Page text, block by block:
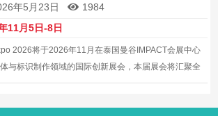
年5月23日
1984
11月5日-8日
2026将于2026年11月在泰国曼谷IMPACT会展中心
与标识制作领域的国际创新展会，本届展会将汇聚全
刷、标识制作、纺织印花等领域的最新技术和设备。